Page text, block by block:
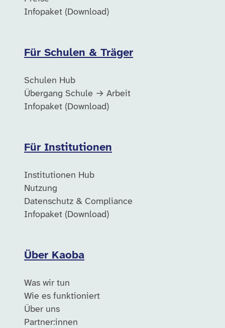
Infopaket (Download)
Für Schulen & Träger
Schulen Hub
Übergang Schule → Arbeit
Infopaket (Download)
Für Institutionen
Institutionen Hub
Nutzung
Datenschutz & Compliance
Infopaket (Download)
Über Kaoba
Was wir tun
Wie es funktioniert
Über uns
Partner:innen